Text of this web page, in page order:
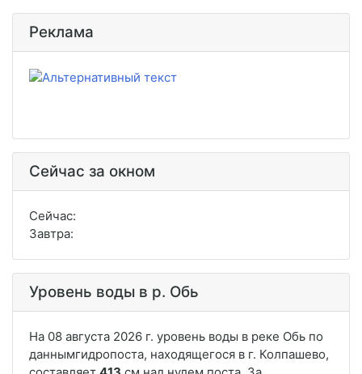
Реклама
Сейчас за окном
Сейчас:
Завтра:
Уровень воды в р. Обь